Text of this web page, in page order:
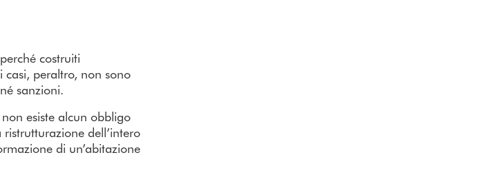
costruiti
casi, peraltro, non sono
sanzioni.
esiste alcun obbligo
dell’intero
di un’abitazione